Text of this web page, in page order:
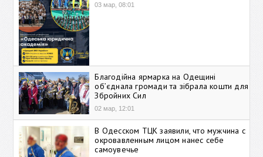
03 мар, 08:01
Благодійна ярмарка на Одещині
об’єднала громади та зібрала кошти для
Збройних Сил
02 мар, 12:01
В Одесском ТЦК заявили, что мужчина с
окровавленным лицом нанес себе
самоувечье